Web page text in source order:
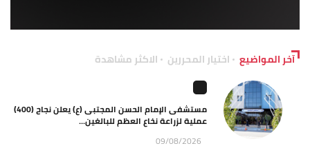
آخر المواضيع اختيار المحررين الاكثر مشاهدة
مستشفى الإمام الحسن المجتبى (ع) يعلن نجاح (400)
عملية لزراعة نخاع العظم للبالغين...
09/08/2026